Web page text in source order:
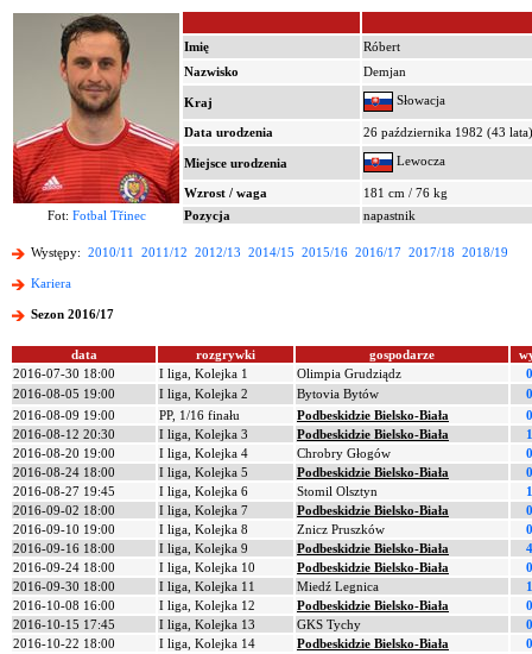
Imię
Róbert
Nazwisko
Demjan
Kraj Słowacja
Data urodzenia 26 października 1982 (43 lata)
Miejsce urodzenia Lewocza
Wzrost / waga
181 cm / 76 kg
Fot: Fotbal Třinec Pozycja napastnik
Występy: 2010/11 2011/12 2012/13 2014/15 2015/16 2016/17 2017/18 2018/19
Kariera
Sezon 2016/17
data rozgrywki gospodarze
2016-07-30 18:00
I liga, Kolejka 1 Olimpia Grudziądz
2016-08-05 19:00
I liga, Kolejka 2 Bytovia Bytów
2016-08-09 19:00
PP, 1/16 finału Podbeskidzie Bielsko-Biała
2016-08-12 20:30
I liga, Kolejka 3 Podbeskidzie Bielsko-Biała
2016-08-20 19:00
I liga, Kolejka 4 Chrobry Głogów
2016-08-24 18:00
I liga, Kolejka 5 Podbeskidzie Bielsko-Biała
2016-08-27 19:45
I liga, Kolejka 6 Stomil Olsztyn
2016-09-02 18:00
I liga, Kolejka 7 Podbeskidzie Bielsko-Biała
2016-09-10 19:00
I liga, Kolejka 8 Znicz Pruszków
2016-09-16 18:00
I liga, Kolejka 9 Podbeskidzie Bielsko-Biała
2016-09-24 18:00
I liga, Kolejka 10 Podbeskidzie Bielsko-Biała
2016-09-30 18:00
I liga, Kolejka 11 Miedź Legnica
2016-10-08 16:00
I liga, Kolejka 12 Podbeskidzie Bielsko-Biała
2016-10-15 17:45
I liga, Kolejka 13 GKS Tychy
2016-10-22 18:00
I liga, Kolejka 14 Podbeskidzie Bielsko-Biała